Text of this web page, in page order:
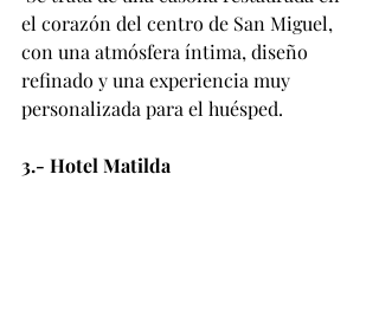
el corazón del centro de San Miguel,
con una atmósfera íntima, diseño
refinado y una experiencia muy
personalizada para el huésped.
3.- Hotel Matilda